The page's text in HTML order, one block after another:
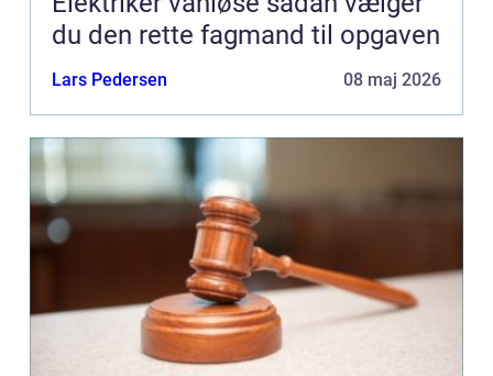
du den rette fagmand til opgaven
Lars Pedersen 08 maj 2026